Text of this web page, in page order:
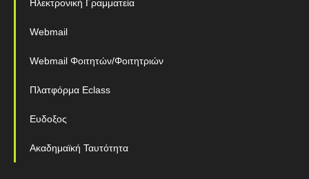
Ηλεκτρονική Γραμματεία
Webmail
Webmail Φοιτητών/Φοιτητριών
Πλατφόρμα Eclass
Ευδοξος
Ακαδημαϊκή Ταυτότητα